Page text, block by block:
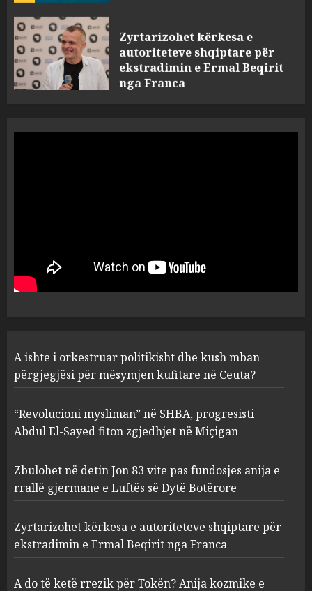
4
autoriteteve shqiptare për
ekstradimin e Ermal Beqirit
nga Franca
AUGUST 6, 2026
A do të ketë rrezik për Tokën?
1
për mësymjen kufitare në
Ceuta?
AUGUST 6, 2026
2
SHBA, progresisti Abdul El-
Sayed fiton zgjedhjet në
Miçigan
pas fundosjes anija e rrallë
gjermane e Luftës së Dytë
Botërore
Zyrtarizohet kërkesa e
autoriteteve shqiptare për
A ishte i orkestruar politikisht dhe kush mban
përgjegjësi për mësymjen kufitare në Ceuta?
“Revolucioni mysliman” në SHBA, progresisti
Abdul El-Sayed fiton zgjedhjet në Miçigan
Zbulohet në detin Jon 83 vite pas fundosjes anija e
rrallë gjermane e Luftës së Dytë Botërore
Zyrtarizohet kërkesa e autoriteteve shqiptare për
ekstradimin e Ermal Beqirit nga Franca
A do të ketë rrezik për Tokën? Anija kozmike e